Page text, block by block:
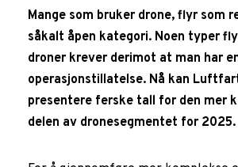
Mange som bruker drone, flyr som
såkalt åpen kategori. Noen typer
droner krever derimot at man har
operasjonstillatelse. Nå kan
presentere ferske tall for den mer
delen av dronesegmentet for 2025.